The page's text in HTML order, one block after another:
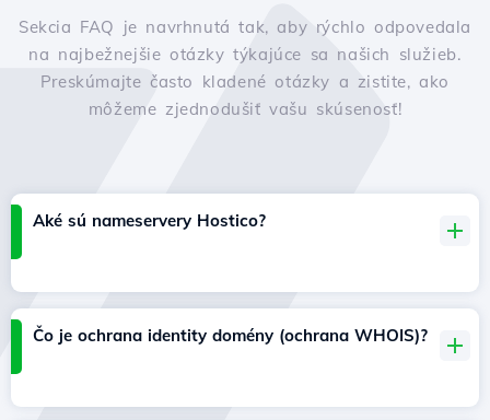
Sekcia FAQ je navrhnutá tak, aby rýchlo odpovedala
na najbežnejšie otázky týkajúce sa našich služieb.
Preskúmajte často kladené otázky a zistite, ako
môžeme zjednodušiť vašu skúsenosť!
Aké sú nameservery Hostico?
Čo je ochrana identity domény (ochrana WHOIS)?